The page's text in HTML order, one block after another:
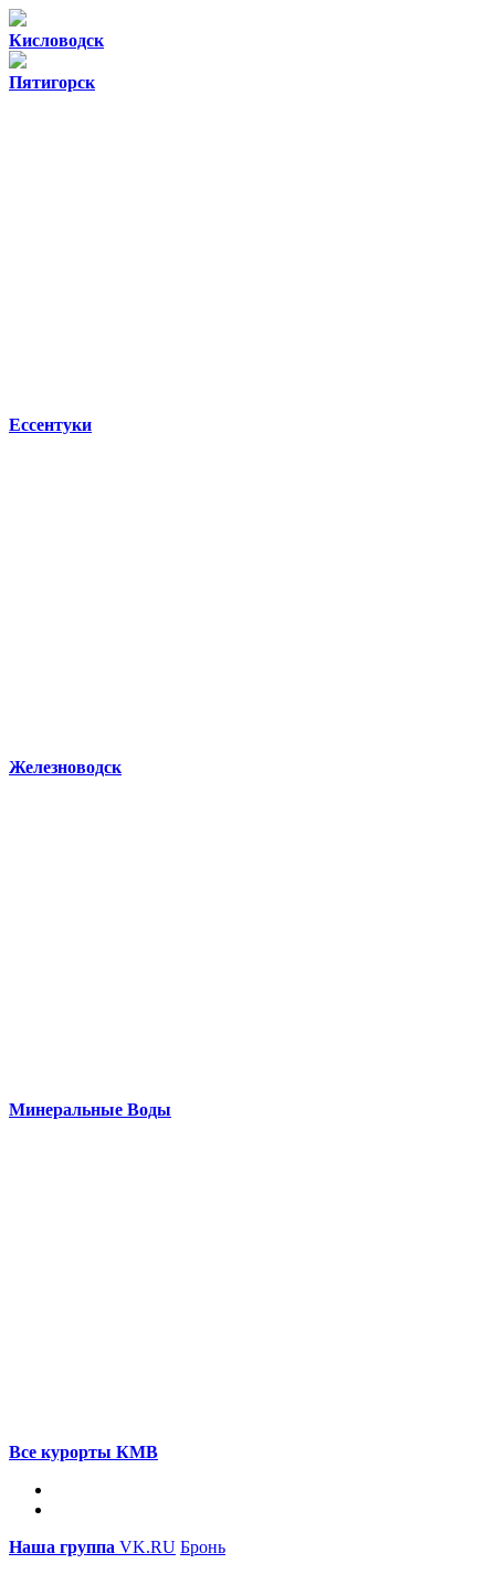
Кисловодск
Пятигорск
Ессентуки
Железноводск
Минеральные Воды
Все курорты КМВ
Наша группа VK.RU Бронь